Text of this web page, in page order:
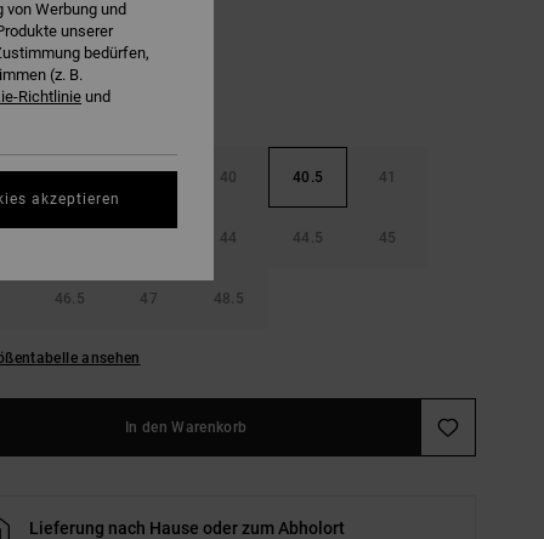
38.5 39 40 40.5 41
44 44.5 45
46.5 47 48.5
ansehen
In den Warenkorb
Lieferung nach Hause oder zum Abholort
Werbung und
unserer
bedürfen,
(z. B.
Richtlinie und
akzeptieren